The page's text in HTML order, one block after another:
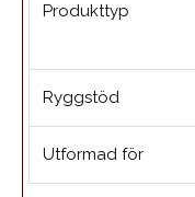
Produkttyp
Ryggstöd
Utformad för